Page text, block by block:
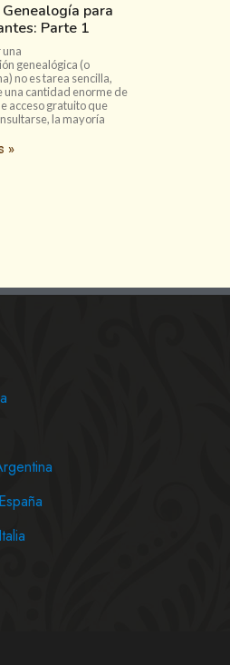
para
Parte 1
genealógica (o
no es tarea sencilla,
una cantidad enorme de
acceso gratuito que
la mayoría
»